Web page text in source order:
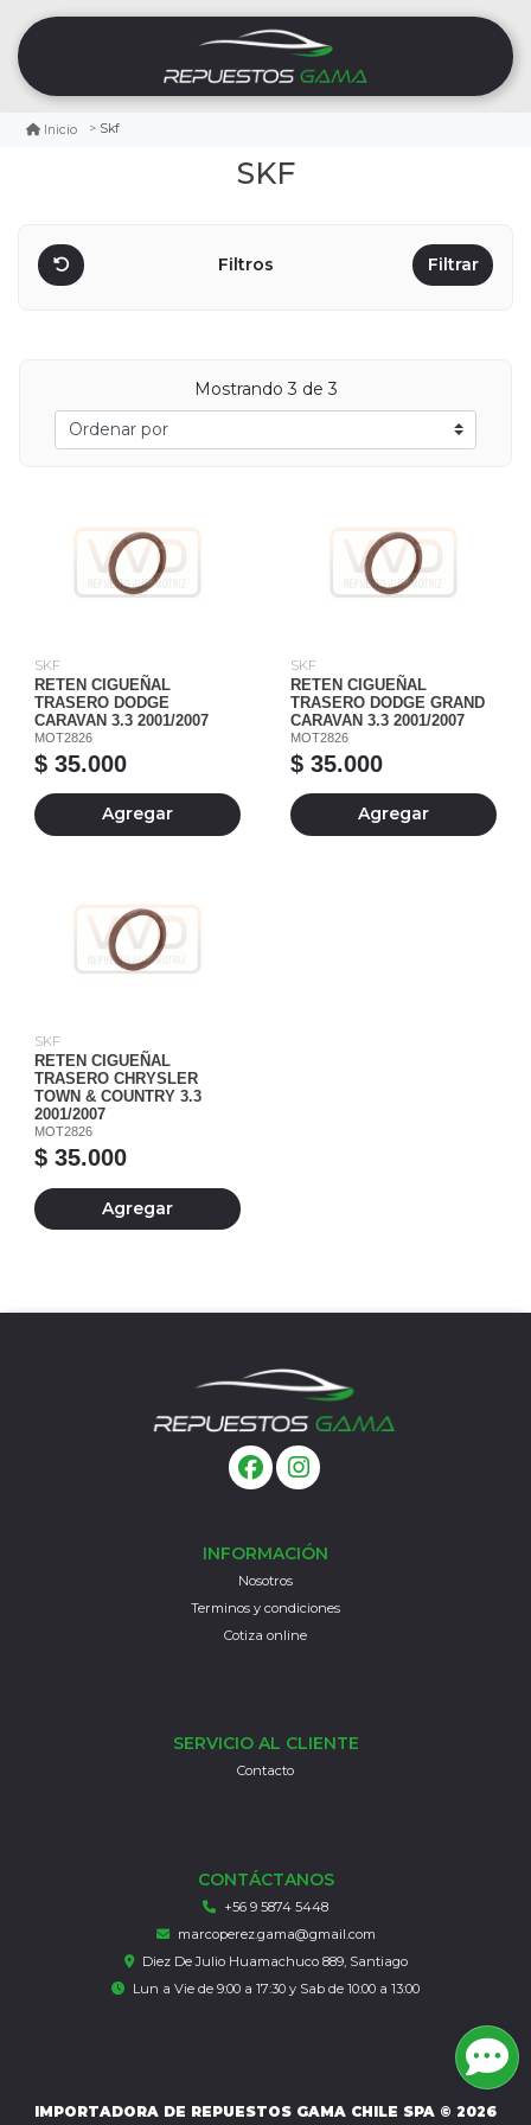
Inicio Skf
SKF
Filtros Filtrar
Mostrando3 de 3
SKF
RETEN CIGUEÑAL
TRASERO DODGE
CARAVAN 3.3 2001/2007
MOT2826
$ 35.000
Agregar
SKF
RETEN CIGUEÑAL
TRASERO DODGE GRAND
CARAVAN 3.3 2001/2007
MOT2826
$ 35.000
Agregar
SKF
RETEN CIGUEÑAL
TRASERO CHRYSLER
TOWN & COUNTRY 3.3
2001/2007
MOT2826
$ 35.000
Agregar
INFORMACIÓN
Nosotros
Terminos y condiciones
Cotiza online
SERVICIO AL CLIENTE
Contacto
CONTÁCTANOS
+56 9 5874 5448
marcoperez.gama@gmail.com
Diez De Julio Huamachuco 889, Santiago
Lun a Vie de 9:00 a 17:30 y Sab de 10:00 a 13:00
IMPORTADORA DE REPUESTOS GAMA CHILE SPA © 2026